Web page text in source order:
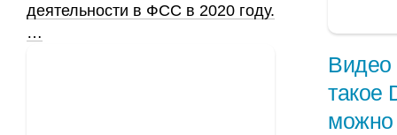
Видео
такое
можно
деятельности в ФСС в 2020 году.
…